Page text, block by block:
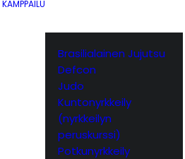
KAMPPAILU
Brasilialainen Jujutsu
Defcon
Judo
Kuntonyrkkeily
(nyrkkeilyn
peruskurssi)
Potkunyrkkeily